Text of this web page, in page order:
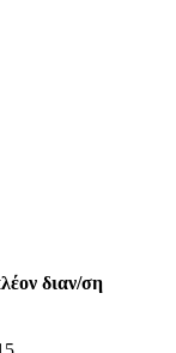
διαν/ση